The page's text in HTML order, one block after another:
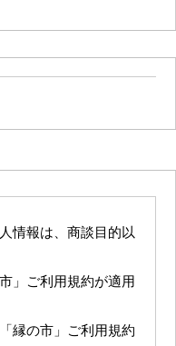
情報は、商談目的以
」ご利用規約が適用
縁の市」ご利用規約